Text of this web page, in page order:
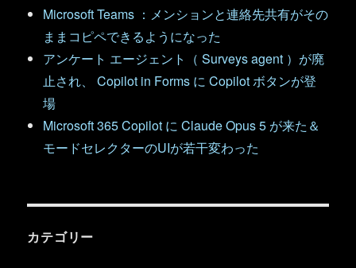
Microsoft Teams ：メンションと連絡先共有がその
ままコピペできるようになった
アンケート エージェント（ Surveys agent ）が廃
止され、 Copilot in Forms に Copilot ボタンが登
場
Microsoft 365 Copilot に Claude Opus 5 が来た＆
モードセレクターのUIが若干変わった
カテゴリー